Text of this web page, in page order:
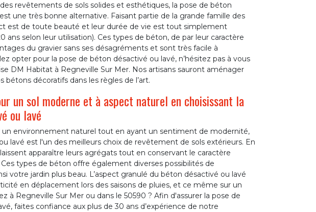
revêtements de sols solides et esthétiques, la pose de béton
une très bonne alternative. Faisant partie de la grande famille des
est de toute beauté et leur durée de vie est tout simplement
ans selon leur utilisation). Ces types de béton, de par leur caractère
du gravier sans ses désagréments et sont très facile à
opter pour la pose de béton désactivé ou lavé, n’hésitez pas à vous
DM Habitat à Regneville Sur Mer. Nos artisans sauront aménager
décoratifs dans les règles de l’art.
un sol moderne et à aspect naturel en choisissant la
ou lavé
un environnement naturel tout en ayant un sentiment de modernité,
lavé est l'un des meilleurs choix de revêtement de sols extérieurs. En
apparaître leurs agrégats tout en conservant le caractère
types de béton offre également diverses possibilités de
votre jardin plus beau. L’aspect granulé du béton désactivé ou lavé
en déplacement lors des saisons de pluies, et ce même sur un
à Regneville Sur Mer ou dans le 50590 ? Afin d'assurer la pose de
faites confiance aux plus de 30 ans d’expérience de notre